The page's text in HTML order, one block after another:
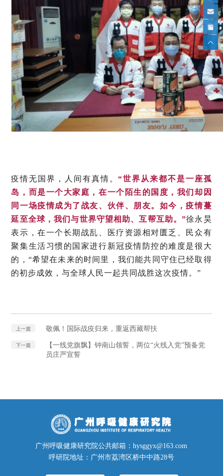
疫情无国界，人间有真情。“世界从来都不是一座孤
岛，而是一个大家庭，在一个陌生的国度，我们却因
同一场疫情成为了战友、伙伴、朋友。如今，疫情蔓
延至全球，我们与世界守望相助、互帮互助。”徐永昊
表示，在一个长期战乱、医疗资源相对匮乏、民众有
聚集生活习惯的国家进行新冠疫情防控的难度是很大
的，“希望在未来的时间里，我们能共同守住已经取得
的初步成效，与全球人民一起共同战胜这次疫情。”
上一篇 敬佩！国际战疫归来，重返西藏帮扶
下一篇
【一线党旗飘】钟南山领誓，两位“火线入党”预备党
员庄严宣誓
广州呼吸健康研究院公共邮箱：hysggyx@163.com
呼研院地址：广州市荔湾区桥中中路28号